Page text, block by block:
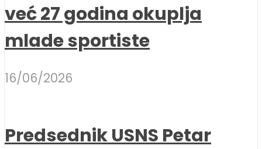
već 27 godina okuplja
mlade sportiste
16/06/2026
Predsednik USNS Petar